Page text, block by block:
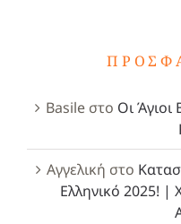
Basileστο Οι Άγιοι
Αγγελική στο
Ελληνικό 2025! |